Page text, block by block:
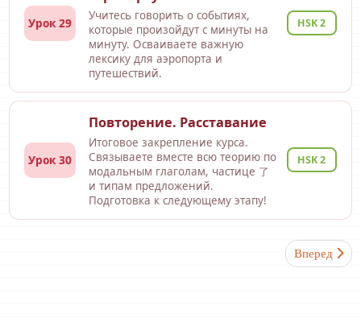
Урок 29
Учитесь говорить о событиях,
которые произойдут с минуты на
минуту. Осваиваете важную
лексику для аэропорта и
путешествий.
HSK 2
Урок 30
Повторение. Расставание
Итоговое закрепление курса.
Связываете вместе всю теорию по
модальным глаголам, частице 了
и типам предложений.
Подготовка к следующему этапу!
HSK 2
Следующий:
Вперед